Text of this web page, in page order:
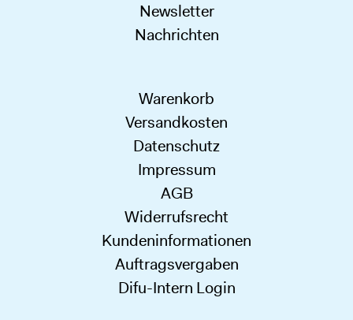
Newsletter
Nachrichten
Warenkorb
Versandkosten
Datenschutz
Impressum
AGB
Widerrufsrecht
Kundeninformationen
Auftragsvergaben
Difu-Intern Login